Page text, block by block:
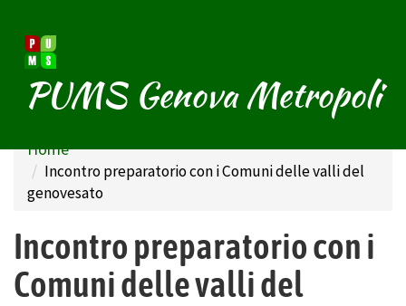
Salta
contenuto
PUMS Genova Metropoli
Home
Incontro preparatorio con i Comuni delle valli del
genovesato
Incontro preparatorio con i
Comuni delle valli del